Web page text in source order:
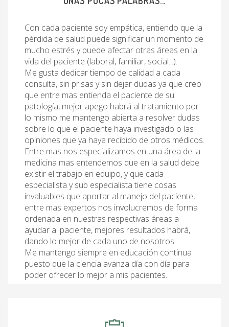
Con cada paciente soy empática, entiendo que la
pérdida de salud puede significar un momento de
mucho estrés y puede afectar otras áreas en la
vida del paciente (laboral, familiar, social...).
Me gusta dedicar tiempo de calidad a cada
consulta, sin prisas y sin dejar dudas ya que creo
que entre mas entienda el paciente de su
patología, mejor apego habrá al tratamiento por
lo mismo me mantengo abierta a resolver dudas
sobre lo que el paciente haya investigado o las
opiniones que ya haya recibido de otros médicos.
Entre mas nos especializamos en una área de la
medicina mas entendemos que en la salud debe
existir el trabajo en equipo, y que cada
especialista y sub especialista tiene cosas
invaluables que aportar al manejo del paciente,
entre mas expertos nos involucremos de forma
ordenada en nuestras respectivas áreas a
ayudar al paciente, mejores resultados habrá,
dando lo mejor de cada uno de nosotros.
Me mantengo siempre en educación continua
puesto que la ciencia avanza día con día para
poder ofrecer lo mejor a mis pacientes.